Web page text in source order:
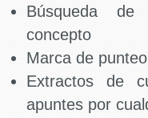
Búsqueda de
concepto
Marca de punteo
Extractos de
apuntes por